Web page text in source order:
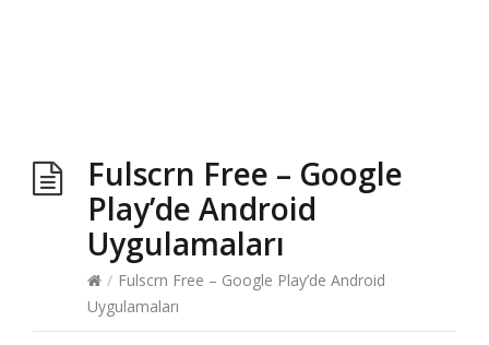
Fulscrn Free – Google
Play’de Android
Uygulamaları
/ Fulscrn Free – Google Play’de Android
Uygulamaları